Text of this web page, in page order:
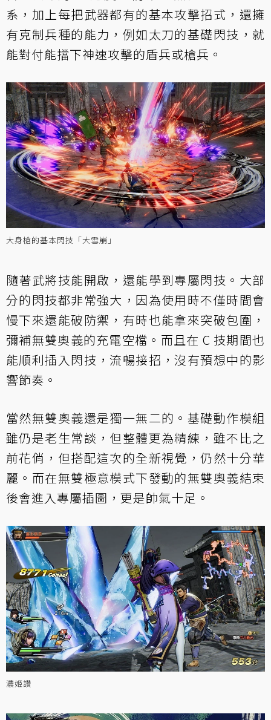
系，加上每把武器都有的基本攻擊招式，還擁
有克制兵種的能力，例如太刀的基礎閃技，就
能對付能擋下神速攻擊的盾兵或槍兵。
大身槍的基本閃技「大雪崩」
隨著武將技能開啟，還能學到專屬閃技。大部
分的閃技都非常強大，因為使用時不僅時間會
慢下來還能破防禦，有時也能拿來突破包圍，
彌補無雙奧義的充電空檔。而且在 C 技期間也
能順利插入閃技，流暢接招，沒有預想中的影
響節奏。
當然無雙奧義還是獨一無二的。基礎動作模組
雖仍是老生常談，但整體更為精練，雖不比之
前花俏，但搭配這次的全新視覺，仍然十分華
麗。而在無雙極意模式下發動的無雙奧義結束
後會進入專屬插圖，更是帥氣十足。
濃姬讚